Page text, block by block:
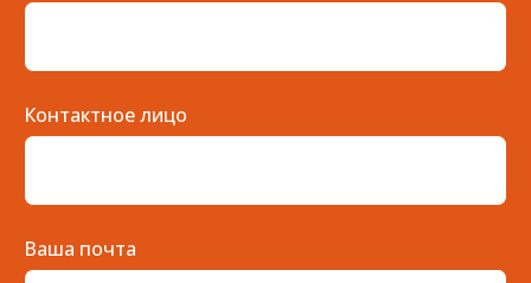
Контактное лицо
Ваша почта